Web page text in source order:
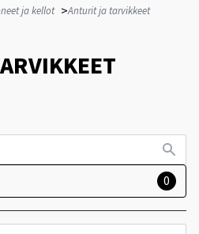
ja kellot >Anturit ja tarvikkeet
0